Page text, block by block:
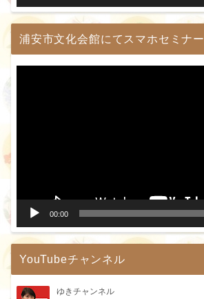
浦安市文化会館にてスマホセミナー
00:00
YouTubeチャンネル